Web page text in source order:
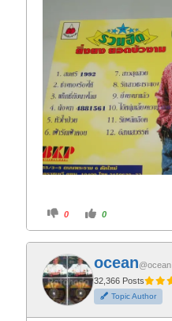
C
i
k
f
o
r
t
h
u
m
b
0
C
i
k
o
t
h
u
m
b
0
ocean@ocean
32,366 Posts
Topic Author